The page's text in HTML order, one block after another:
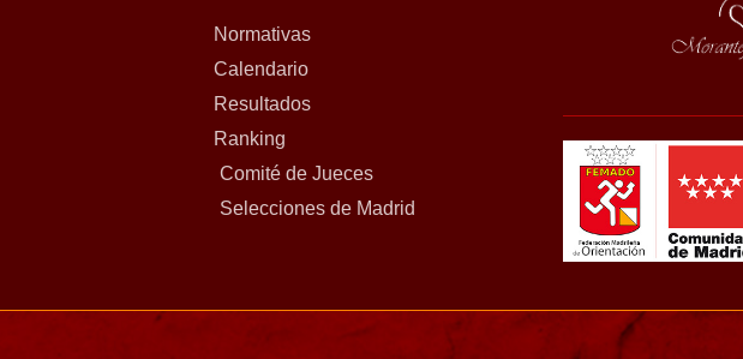
Normativas
Calendario
Resultados
Ranking
Comité de Jueces
Selecciones de Madrid